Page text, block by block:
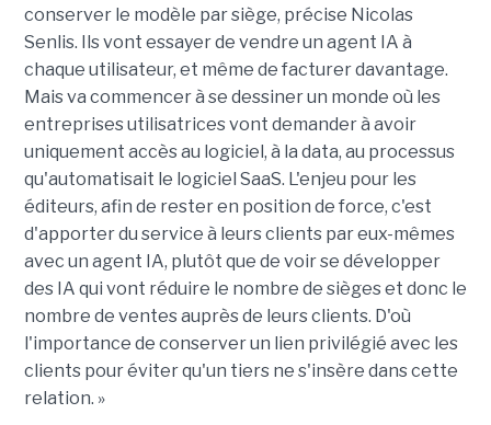
conserver le modèle par siège, précise Nicolas
Senlis. Ils vont essayer de vendre un agent IA à
chaque utilisateur, et même de facturer davantage.
Mais va commencer à se dessiner un monde où les
entreprises utilisatrices vont demander à avoir
uniquement accès au logiciel, à la data, au processus
qu'automatisait le logiciel SaaS. L'enjeu pour les
éditeurs, afin de rester en position de force, c'est
d'apporter du service à leurs clients par eux-mêmes
avec un agent IA, plutôt que de voir se développer
des IA qui vont réduire le nombre de sièges et donc le
nombre de ventes auprès de leurs clients. D'où
l'importance de conserver un lien privilégié avec les
clients pour éviter qu'un tiers ne s'insère dans cette
relation. »